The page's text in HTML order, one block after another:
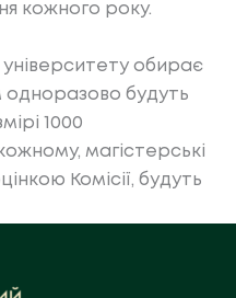
кожного року.
університету обирає
одноразово будуть
1000
магістерські
Комісії, будуть